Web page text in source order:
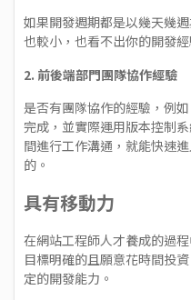
如果開發週期都是以幾天幾
也較小，也看不出你的開發經
2. 前後端部門團隊協作經驗
是否有團隊協作的經驗，例
完成，並實際運用版本控制
間進行工作溝通，就能快速
的。
具有移動力
在網站工程師人才養成的過
目標明確的且願意花時間投
定的開發能力。